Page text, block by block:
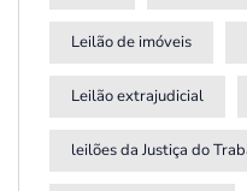
Leilão de imóveis
Leilão extrajudicial
leilões da Justiça do